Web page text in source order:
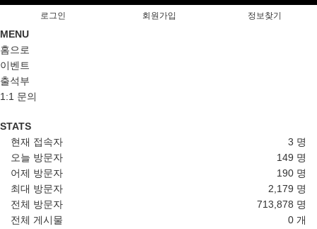
로그인 회원가입 정보찾기
MENU
홈으로
이벤트
출석부
1:1 문의
STATS
3 명
현재 접속자
149 명
오늘 방문자
190 명
어제 방문자
2,179 명
최대 방문자
713,878 명
전체 방문자
0 개
전체 게시물